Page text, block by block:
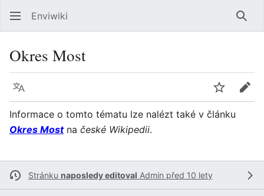
Enviwiki
Okres Most
Jazyk Sledovat
Informace o tomto tématu lze nalézt také v článku
Okres Mostna české Wikipedii.
Stránku naposledy editoval Admin před 10 lety